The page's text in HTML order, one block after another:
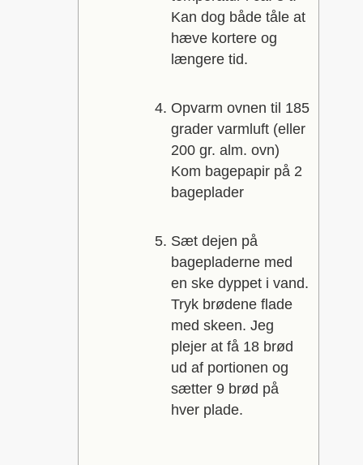
Kan dog både tåle at
hæve kortere og
længere tid.
Opvarm ovnen til 185
grader varmluft (eller
200 gr. alm. ovn)
Kom bagepapir på 2
bageplader
Sæt dejen på
bagepladerne med
en ske dyppet i vand.
Tryk brødene flade
med skeen. Jeg
plejer at få 18 brød
ud af portionen og
sætter 9 brød på
hver plade.